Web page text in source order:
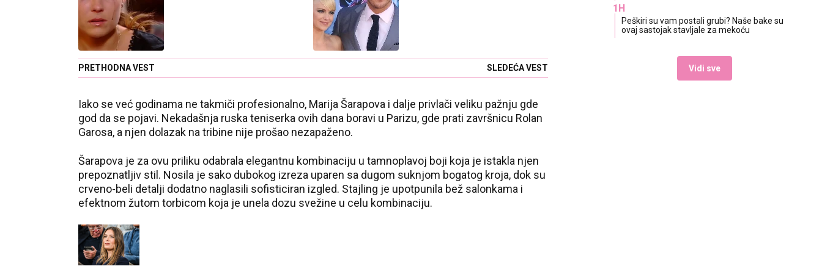
PRETHODNA VEST SLEDEĆA VEST
Iako se već godinama ne takmiči profesionalno, Marija Šarapova i dalje privlači veliku pažnju gde
god da se pojavi. Nekadašnja ruska teniserka ovih dana boravi u Parizu, gde prati završnicu Rolan
Garosa, a njen dolazak na tribine nije prošao nezapaženo.
Šarapova je za ovu priliku odabrala elegantnu kombinaciju u tamnoplavoj boji koja je istakla njen
prepoznatljiv stil. Nosila je sako dubokog izreza uparen sa dugom suknjom bogatog kroja, dok su
crveno-beli detalji dodatno naglasili sofisticiran izgled. Stajling je upotpunila bež salonkama i
efektnom žutom torbicom koja je unela dozu svežine u celu kombinaciju.
1H
Peškiri su vam postali grubi? Naše bake su
ovaj sastojak stavljale za mekoću
Vidi sve